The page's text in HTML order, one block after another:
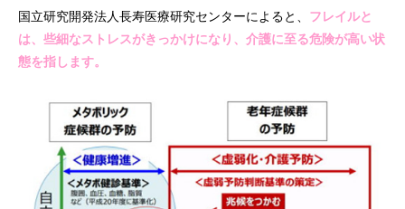
国立研究開発法人長寿医療研究センターによると、 フレイルと
は、些細なストレスがきっかけになり、介護に至る危険が高い状
態を指します。